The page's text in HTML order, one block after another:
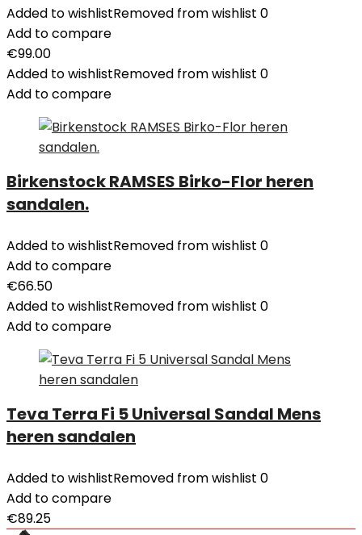
Added to wishlistRemoved from wishlist 0
Add to compare
€99.00
Added to wishlistRemoved from wishlist 0
Add to compare
Birkenstock RAMSES Birko-Flor heren
sandalen.
Added to wishlistRemoved from wishlist 0
Add to compare
€66.50
Added to wishlistRemoved from wishlist 0
Add to compare
Teva Terra Fi 5 Universal Sandal Mens
heren sandalen
Added to wishlistRemoved from wishlist 0
Add to compare
€89.25